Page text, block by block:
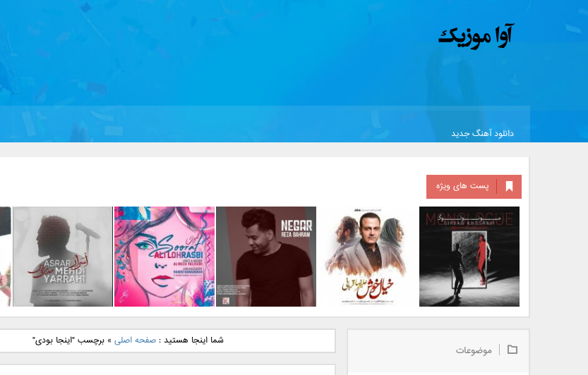
دانلود آهنگ جدید
پست های ویژه
خسروی بنام مونولوگ
دانلود آهنگ جدید علیرضا
دانلود آهنگ جدید رضا
دانلود آهنگ جدید علی
لهراسبی بنام صورت
دانلود آهنگ جدید مهدی
یراحی بنام اسرار
شما اینجا هستید :صفحه اصلی »برچسب "اینجا بودی"
موضوعات